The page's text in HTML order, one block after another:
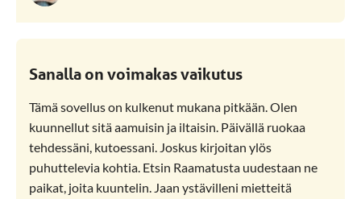
Sanalla on voimakas vaikutus
Tämä sovellus on kulkenut mukana pitkään. Olen
kuunnellut sitä aamuisin ja iltaisin. Päivällä ruokaa
tehdessäni, kutoessani. Joskus kirjoitan ylös
puhuttelevia kohtia. Etsin Raamatusta uudestaan ne
paikat, joita kuuntelin. Jaan ystävilleni mietteitä